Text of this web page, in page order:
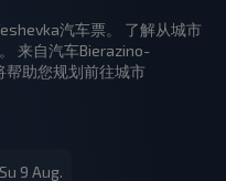
汽车票。 了解从城市
来自汽车Bierazino-
帮助您规划前往城市
Su 9 Aug.